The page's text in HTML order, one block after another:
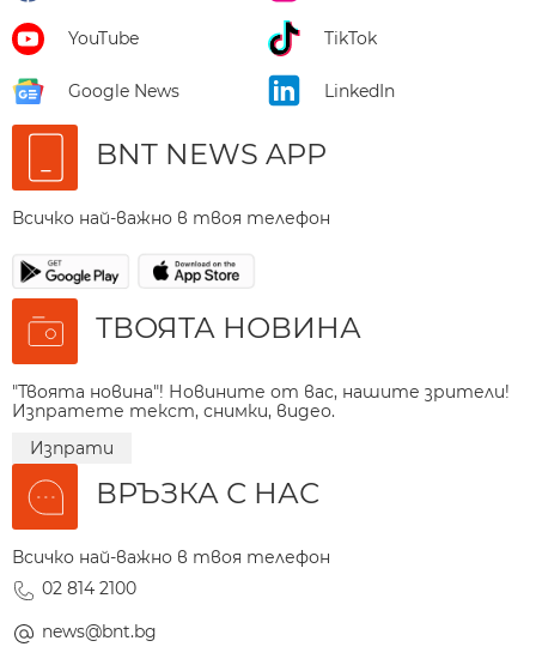
YouTube TikTok
Google News LinkedIn
BNT NEWS APP
Всичко най-важно в твоя телефон
ТВОЯТА НОВИНА
"Твоята новина"! Новините от вас, нашите зрители!
Изпратете текст, снимки, видео.
Изпрати
ВРЪЗКА С НАС
Всичко най-важно в твоя телефон
02 814 2100
news@bnt.bg